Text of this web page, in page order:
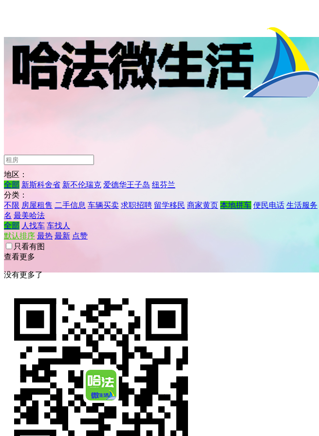
地区：
全部 新斯科舍省 新不伦瑞克 爱德华王子岛 纽芬兰
分类：
不限 房屋租售 二手信息 车辆买卖 求职招聘 留学移民 商家黄页 本地拼车 便民电话 生活服务
名 最美哈法
全部 人找车 车找人
默认排序 最热 最新 点赞
只看有图
查看更多
没有更多了